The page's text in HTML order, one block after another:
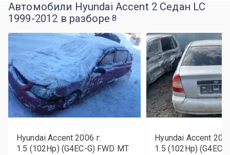
Автомобили Hyundai Accent 2 Седан LC
1999-2012 в разборе 8
Hyundai Accent 2006 г.
1.5 (102Hp) (G4EC-G) FWD MT
Hyundai Accent
1.5 (102Hp) (G4EC-